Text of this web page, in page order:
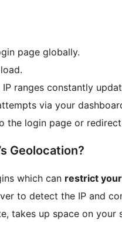
page globally.
ranges constantly
via your
the login page or
Geolocation?
which can restrict
to detect the IP and
takes up space on your